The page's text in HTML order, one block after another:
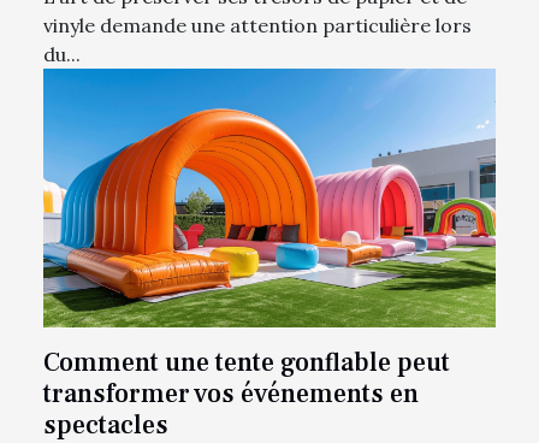
vinyle demande une attention particulière lors
du...
Comment une tente gonflable peut
transformer vos événements en
spectacles